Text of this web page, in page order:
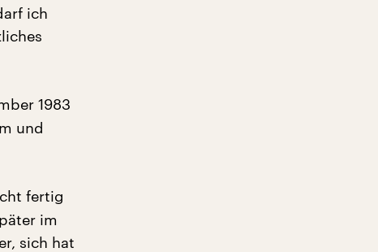
ich
1983
und
fertig
im
sich hat